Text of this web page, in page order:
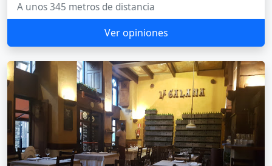
A unos 345 metros de distancia
Ver opiniones